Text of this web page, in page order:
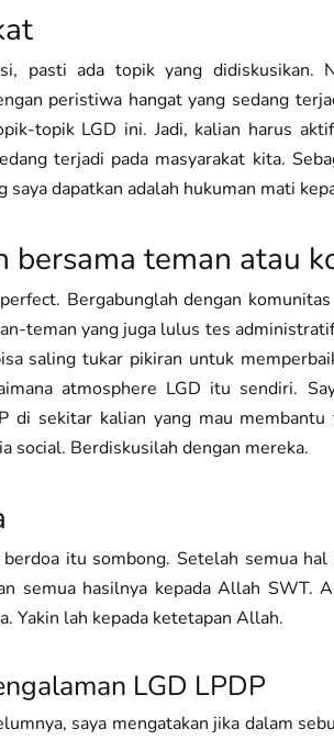
pasti ada topik yang
peristiwa hangat yang sedang
topik LGD ini. Jadi, kalian harus
terjadi pada masyarakat kita.
saya dapatkan adalah hukuman mati
bersama teman atau
Bergabunglah dengan
teman yang juga lulus tes
saling tukar pikiran untuk
atmosphere LGD itu sendiri.
di sekitar kalian yang mau
social. Berdiskusilah dengan mereka.
berdoa itu sombong. Setelah semua
semua hasilnya kepada Allah SWT.
Yakin lah kepada ketetapan Allah.
LGD LPDP
saya mengatakan jika dalam